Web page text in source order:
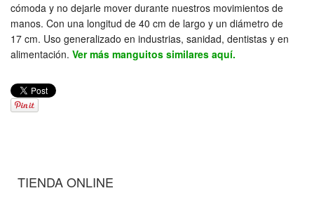
cómoda y no dejarle mover durante nuestros movimientos de
manos. Con una longitud de 40 cm de largo y un diámetro de
17 cm. Uso generalizado en industrias, sanidad, dentistas y en
alimentación. Ver más manguitos similares aquí.
TIENDA ONLINE